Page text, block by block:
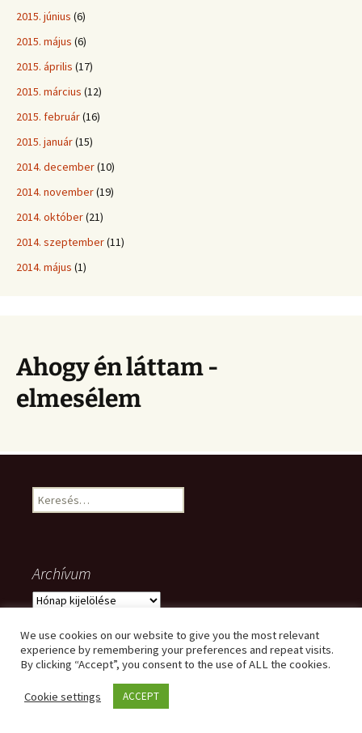
2015. június (6)
2015. május (6)
2015. április (17)
2015. március (12)
2015. február(16)
2015. január(15)
2014. december(10)
2014. november(19)
2014. október(21)
2014. szeptember(11)
2014. május (1)
Ahogy én láttam -
elmesélem
Keresés:
Archívum
Archívum
Meta
Bejelentkezés
We use cookies on our website to give you the most relevant
experience by remembering your preferences and repeat visits.
By clicking “Accept”, you consent to the use of ALL the cookies.
Cookie settings ACCEPT